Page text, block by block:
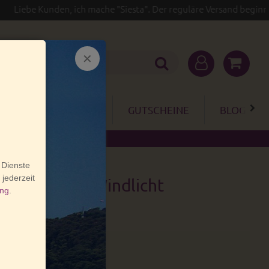
Kunden, ich mache "Siesta". Der reguläre Versand beginnt erst
GUTSCHEINE BLOG
Tisch-Windlicht